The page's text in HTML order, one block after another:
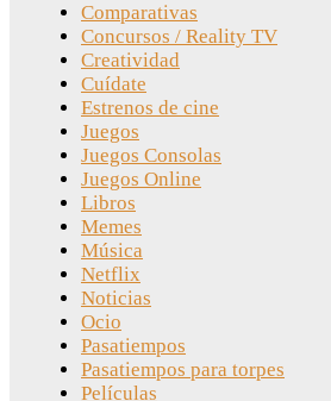
Comparativas
Concursos / Reality TV
Creatividad
Cuídate
Estrenos de cine
Juegos
Juegos Consolas
Juegos Online
Libros
Memes
Música
Netflix
Noticias
Ocio
Pasatiempos
Pasatiempos para torpes
Películas